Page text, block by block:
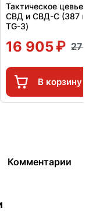
Тактическое цевье
СВД и СВД-С (387
TG-3)
16 905 27
В корзину
Комментарии